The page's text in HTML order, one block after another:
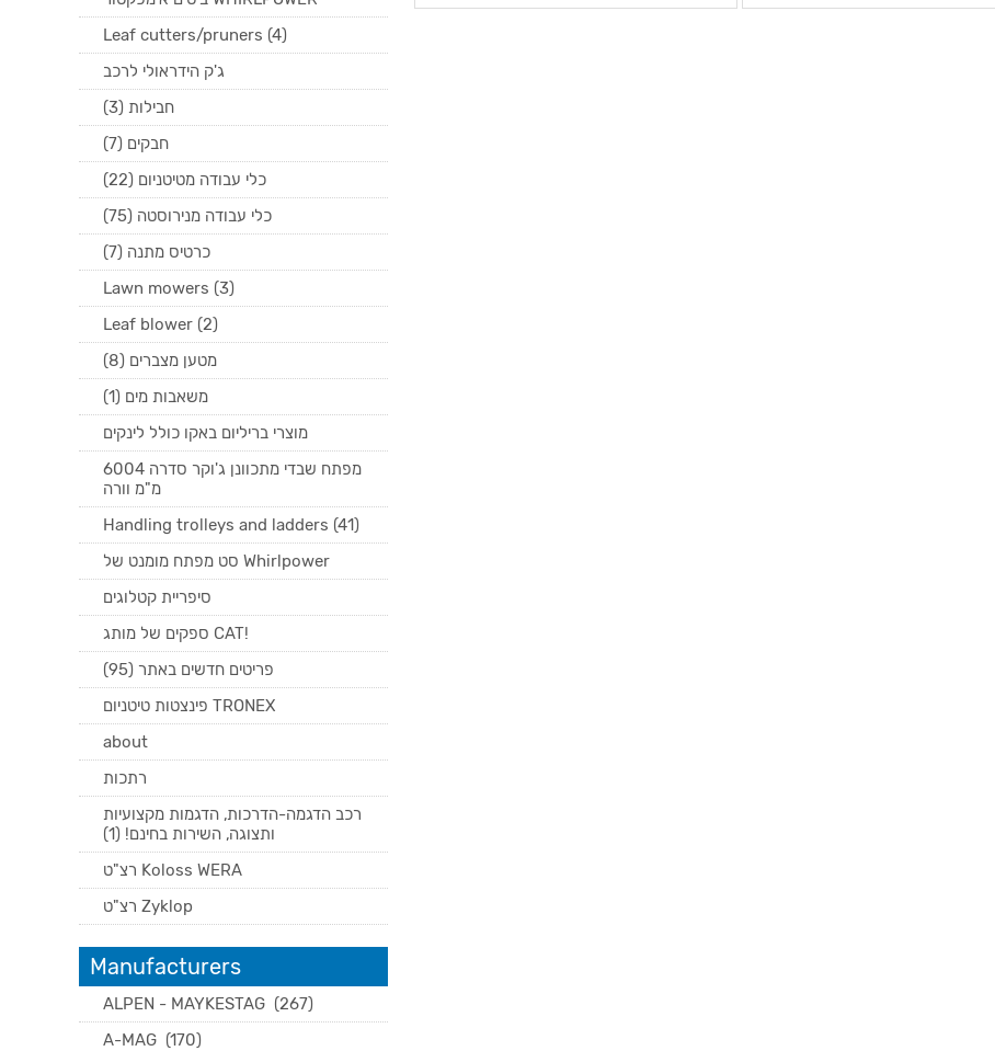
Leaf cutters/pruners (4)
ג'ק הידראולי לרכב
חבילות (3)
חבקים (7)
כלי עבודה מטיטניום (22)
כלי עבודה מנירוסטה (75)
כרטיס מתנה (7)
Lawn mowers (3)
Leaf blower (2)
מטען מצברים (8)
משאבות מים (1)
מוצרי בריליום באקו כולל לינקים
מפתח שבדי מתכוונן ג'וקר סדרה 6004
מ"מ וורה
Handling trolleys and ladders (41)
סט מפתח מומנט של Whirlpower
סיפריית קטלוגים
ספקים של מותג CAT!
פריטים חדשים באתר (95)
פינצטות טיטניום TRONEX
about
רתכות
רכב הדגמה-הדרכות, הדגמות מקצועיות
ותצוגה, השירות בחינם! (1)
רצ"ט Koloss WERA
רצ"ט Zyklop
Manufacturers
ALPEN - MAYKESTAG (267)
A-MAG (170)